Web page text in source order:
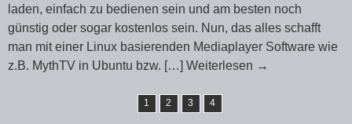
laden, einfach zu bedienen sein und am besten noch
günstig oder sogar kostenlos sein. Nun, das alles schafft
man mit einer Linux basierenden Mediaplayer Software wie
z.B. MythTV in Ubuntu bzw. […] Weiterlesen →
1 2 3 4